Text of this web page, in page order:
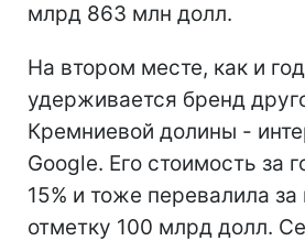
млрд 863 млн долл.
На втором месте, как и
удерживается бренд
Кремниевой долины -
Google. Его стоимость за
15% и тоже перевалила
отметку 100 млрд долл.